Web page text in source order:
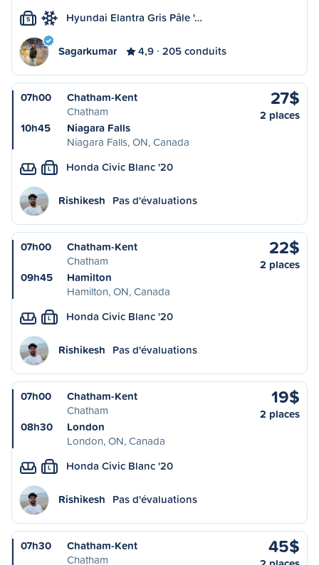
S Hyundai Elantra Gris Pâle '…
Sagarkumar 4,9 205 conduits
07h00
Chatham-Kent
Chatham
10h45
Niagara Falls
Niagara Falls, ON, Canada
27$
2 places
L Honda Civic Blanc '20
Rishikesh Pas d'évaluations
07h00
Chatham-Kent
Chatham
09h45
Hamilton
Hamilton, ON, Canada
22$
2 places
L Honda Civic Blanc '20
Rishikesh Pas d'évaluations
07h00
Chatham-Kent
Chatham
08h30
London
London, ON, Canada
19$
2 places
L Honda Civic Blanc '20
Rishikesh Pas d'évaluations
07h30
Chatham-Kent
Chatham
45$